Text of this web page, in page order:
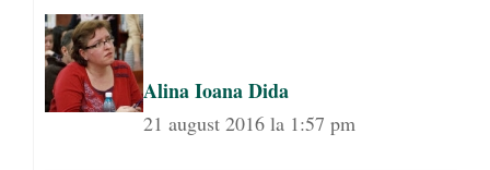
Alina Ioana Dida
21 august 2016 la 1:57 pm